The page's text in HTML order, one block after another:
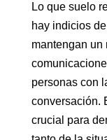
Lo que suelo
hay indicios
mantengan un
personas con
conversación.
crucial para